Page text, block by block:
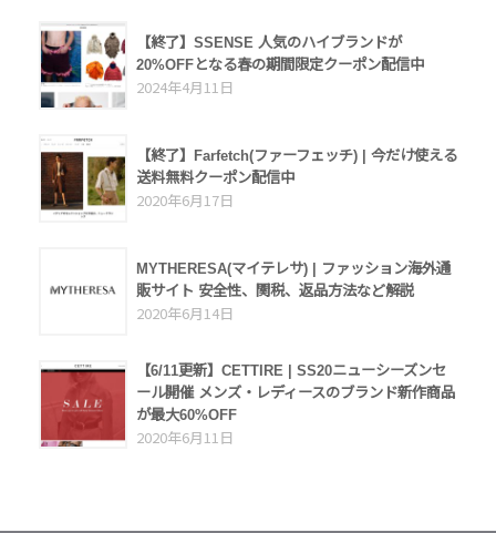
【終了】SSENSE 人気のハイブランドが
20%OFFとなる春の期間限定クーポン配信中
2024年4月11日
【終了】Farfetch(ファーフェッチ) | 今だけ使える
送料無料クーポン配信中
2020年6月17日
MYTHERESA(マイテレサ) | ファッション海外通
販サイト 安全性、関税、返品方法など解説
2020年6月14日
【6/11更新】CETTIRE | SS20ニューシーズンセ
ール開催 メンズ・レディースのブランド新作商品
が最大60%OFF
2020年6月11日